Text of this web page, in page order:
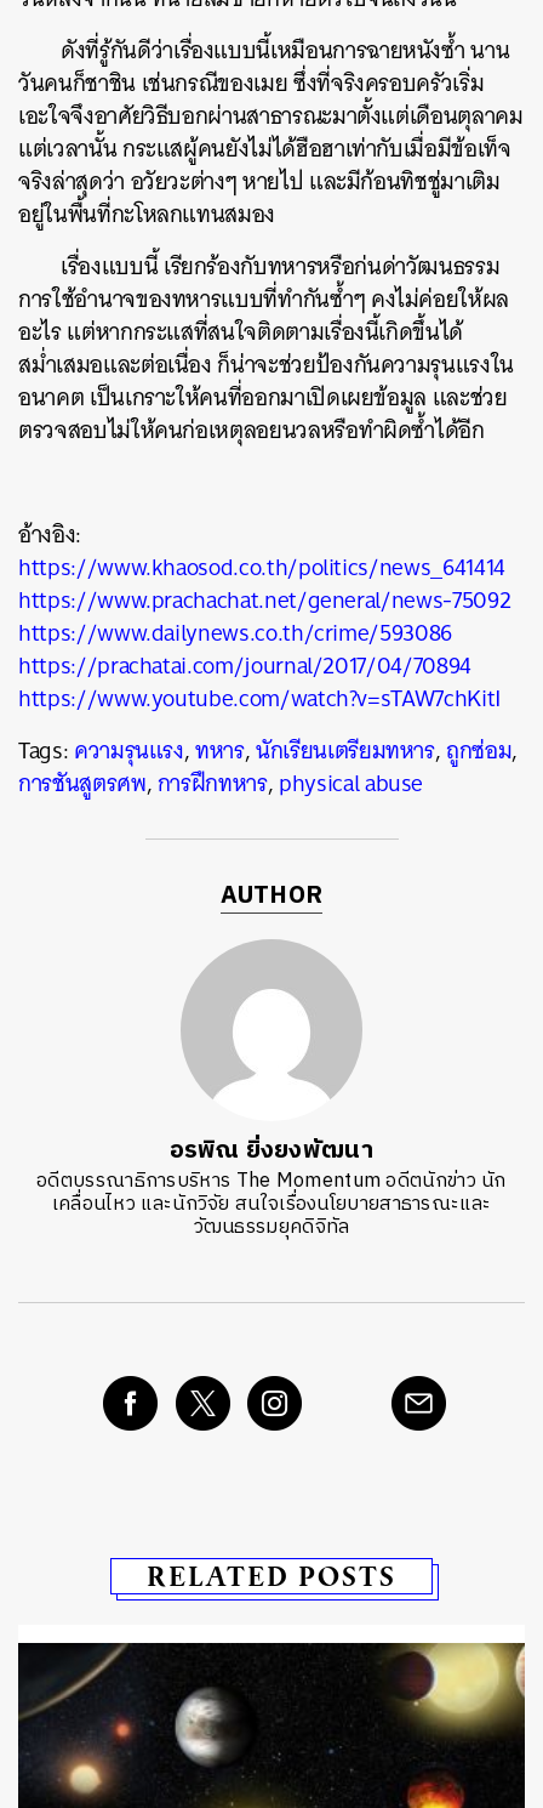
ดังที่รู้กันดีว่าเรื่องแบบนี้เหมือนการฉายหนังซ้ำ นาน
วันคนก็ชาชิน เช่นกรณีของเมย ซึ่งที่จริงครอบครัวเริ่ม
เอะใจจึงอาศัยวิธีบอกผ่านสาธารณะมาตั้งแต่เดือนตุลาคม
แต่เวลานั้น กระแสผู้คนยังไม่ได้ฮือฮาเท่ากับเมื่อมีข้อเท็จ
จริงล่าสุดว่า อวัยวะต่างๆ หายไป และมีก้อนทิชชู่มาเติม
อยู่ในพื้นที่กะโหลกแทนสมอง
เรื่องแบบนี้ เรียกร้องกับทหารหรือก่นด่าวัฒนธรรม
การใช้อำนาจของทหารแบบที่ทำกันซ้ำๆ คงไม่ค่อยให้ผล
อะไร แต่หากกระแสที่สนใจติดตามเรื่องนี้เกิดขึ้นได้
สม่ำเสมอและต่อเนื่อง ก็น่าจะช่วยป้องกันความรุนแรงใน
อนาคต เป็นเกราะให้คนที่ออกมาเปิดเผยข้อมูล และช่วย
ตรวจสอบไม่ให้คนก่อเหตุลอยนวลหรือทำผิดซ้ำได้อีก
อ้างอิง:
https://www.khaosod.co.th/politics/news_641414
https://www.prachachat.net/general/news-75092
https://www.dailynews.co.th/crime/593086
https://prachatai.com/journal/2017/04/70894
https://www.youtube.com/watch?v=sTAW7chKitI
Tags:ความรุนแรง,ทหาร,นักเรียนเตรียมทหาร,ถูกซ่อม,
การชันสูตรศพ,การฝึกทหาร,physical abuse
AUTHOR
อรพิณ ยิ่งยงพัฒนา
อดีตบรรณาธิการบริหาร The Momentum อดีตนักข่าว นัก
เคลื่อนไหว และนักวิจัย สนใจเรื่องนโยบายสาธารณะและ
วัฒนธรรมยุคดิจิทัล
RELATED POSTS